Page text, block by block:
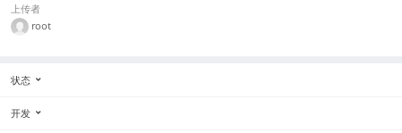
上传者
root
状态
开发